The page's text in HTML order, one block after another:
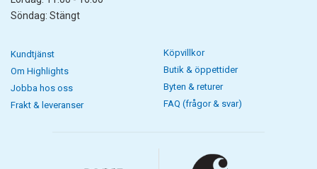
Söndag: Stängt
Kundtjänst
Om Highlights
Jobba hos oss
Frakt & leveranser
Köpvillkor
Butik & öppettider
Byten & returer
FAQ (frågor & svar)